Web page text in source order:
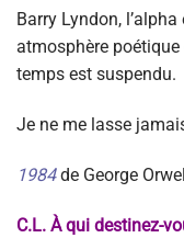
Barry Lyndon,
atmosphère poétique
temps est suspendu.
Je ne me lasse
1984de George
C.L. À qui destinez-